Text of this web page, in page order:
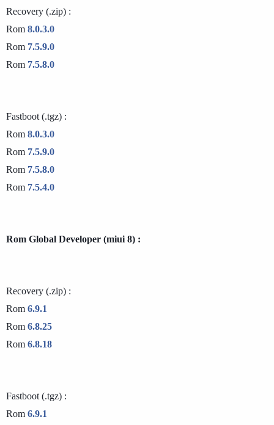
Recovery (.zip) :
Rom 8.0.3.0
Rom 7.5.9.0
Rom 7.5.8.0
Fastboot (.tgz) :
Rom 8.0.3.0
Rom 7.5.9.0
Rom 7.5.8.0
Rom 7.5.4.0
Rom Global Developer (miui 8) :
Recovery (.zip) :
Rom 6.9.1
Rom 6.8.25
Rom 6.8.18
Fastboot (.tgz) :
Rom 6.9.1